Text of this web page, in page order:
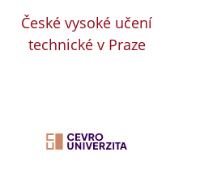
České vysoké učení
technické v Praze